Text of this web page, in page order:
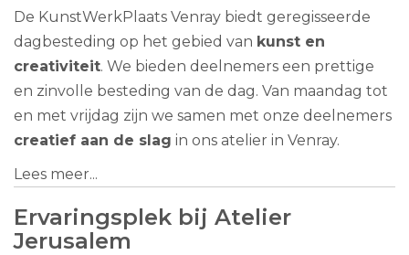
De KunstWerkPlaats Venray biedt geregisseerde
dagbesteding op het gebied van kunst en
creativiteit. We bieden deelnemers een prettige
en zinvolle besteding van de dag. Van maandag tot
en met vrijdag zijn we samen met onze deelnemers
creatief aan de slag in ons atelier in Venray.
Lees meer...
Ervaringsplek bij Atelier
Jerusalem